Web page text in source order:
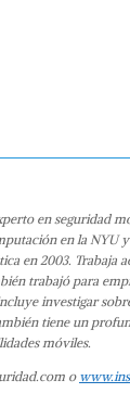
en seguridad
en la NYU
en 2003. Trabaja
trabajó para
investigar
tiene un
móviles.
o